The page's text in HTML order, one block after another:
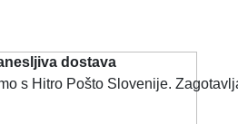
dostava
s Hitro Pošto Slovenije.